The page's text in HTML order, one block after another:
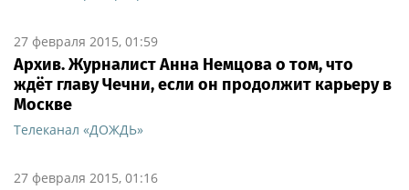
27 февраля 2015, 01:59
Архив. Журналист Анна Немцова о том, что
ждёт главу Чечни, если он продолжит карьеру в
Москве
Телеканал «ДОЖДЬ»
27 февраля 2015, 01:16